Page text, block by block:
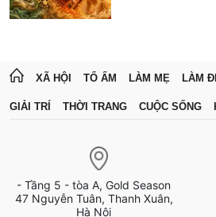
XÃ HỘI TỔ ẤM LÀM MẸ LÀM
GIẢI TRÍ THỜI TRANG CUỘC SỐNG
- Tầng 5 - tòa A, Gold Season
47 Nguyễn Tuân, Thanh Xuân,
Hà Nội